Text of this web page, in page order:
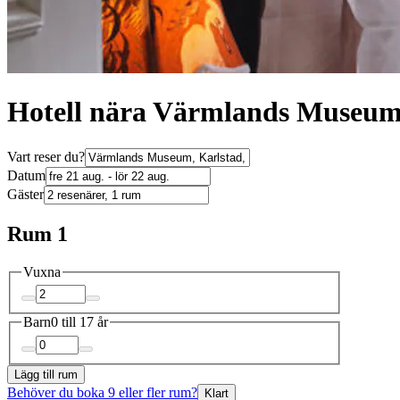
Hotell nära Värmlands
Vart reser du?
Datum
Gäster
Rum 1
Vuxna
Barn0 till 17 år
Lägg till rum
Behöver du boka 9 eller fler rum? Klart